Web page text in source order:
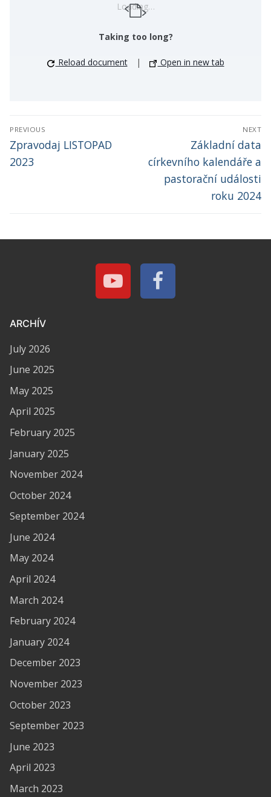
Loading…
Taking too long?
Reload document | Open in new tab
Post
navigation
PREVIOUS
Previous
post:
Zpravodaj LISTOPAD
2023
NEXT
Next
post:
Základní data
církevního kalendáře a
pastorační události
roku 2024
ARCHÍV
July 2026
June 2025
May 2025
April 2025
February 2025
January 2025
November 2024
October 2024
September 2024
June 2024
May 2024
April 2024
March 2024
February 2024
January 2024
December 2023
November 2023
October 2023
September 2023
June 2023
April 2023
March 2023